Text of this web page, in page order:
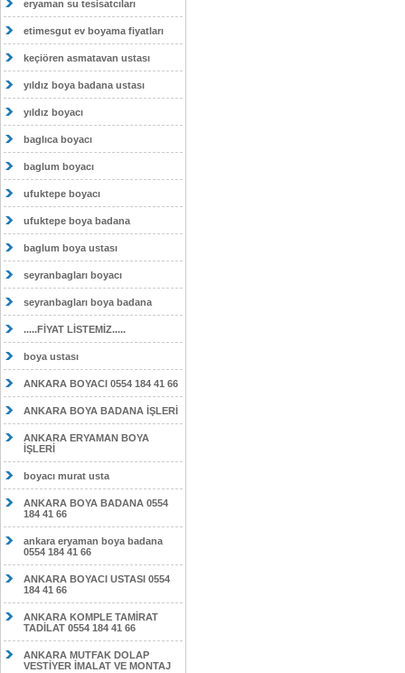
eryaman su tesisatcıları
etimesgut ev boyama fiyatları
keçiören asmatavan ustası
yıldız boya badana ustası
yıldız boyacı
baglıca boyacı
baglum boyacı
ufuktepe boyacı
ufuktepe boya badana
baglum boya ustası
seyranbagları boyacı
seyranbagları boya badana
.....FİYAT LİSTEMİZ.....
boya ustası
ANKARA BOYACI 0554 184 41 66
ANKARA BOYA BADANA İŞLERİ
ANKARA ERYAMAN BOYA
İŞLERİ
boyacı murat usta
ANKARA BOYA BADANA 0554
184 41 66
ankara eryaman boya badana
0554 184 41 66
ANKARA BOYACI USTASI 0554
184 41 66
ANKARA KOMPLE TAMİRAT
TADİLAT 0554 184 41 66
ANKARA MUTFAK DOLAP
VESTİYER İMALAT VE MONTAJ